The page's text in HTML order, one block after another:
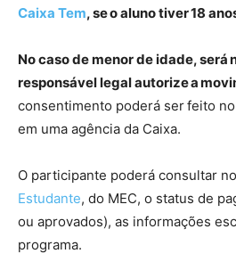
Caixa Tem, se o aluno tiver 18
No caso de menor de idade, será
responsável legal autorize a
consentimento poderá ser feito
em uma agência da Caixa.
O participante poderá consultar no
Estudante, do MEC, o status de
ou aprovados), as informações
programa.